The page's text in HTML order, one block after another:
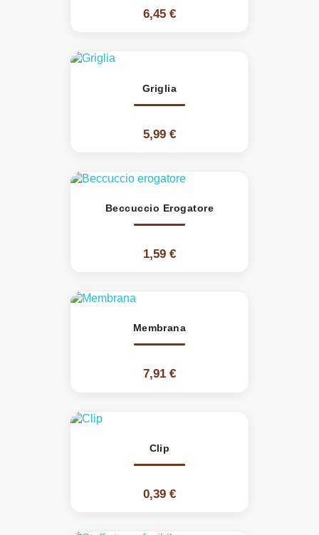
6,45 €
Griglia
5,99 €
Beccuccio Erogatore
1,59 €
Membrana
7,91 €
Clip
0,39 €